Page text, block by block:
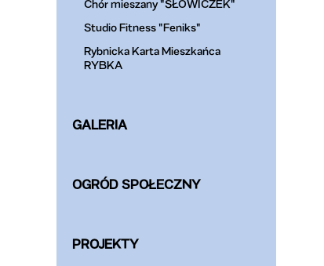
Chór mieszany "SŁOWICZEK"
Studio Fitness "Feniks"
Rybnicka Karta Mieszkańca
RYBKA
GALERIA
OGRÓD SPOŁECZNY
PROJEKTY